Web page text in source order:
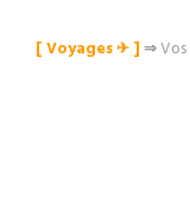
[ Voyages ✈︎ ]⇒Vos